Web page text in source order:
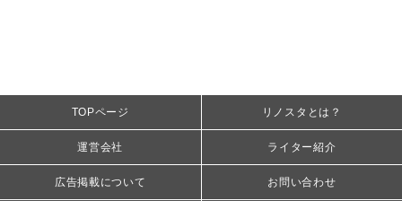
TOPページ リノスタとは？
運営会社 ライター紹介
広告掲載について お問い合わせ